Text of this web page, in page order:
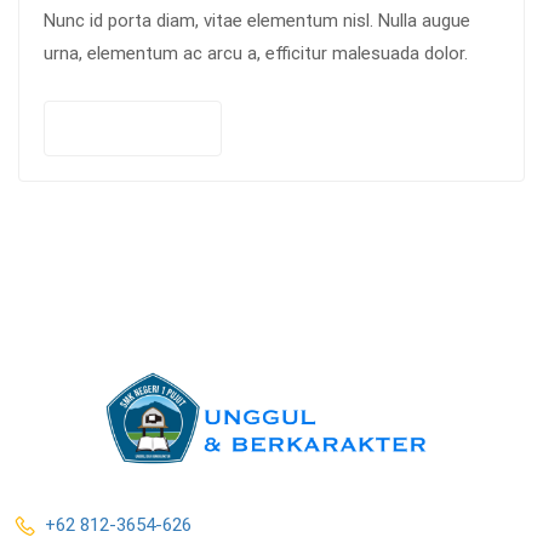
Nunc id porta diam, vitae elementum nisl. Nulla augue
urna, elementum ac arcu a, efficitur malesuada dolor.
+62 812-3654-626